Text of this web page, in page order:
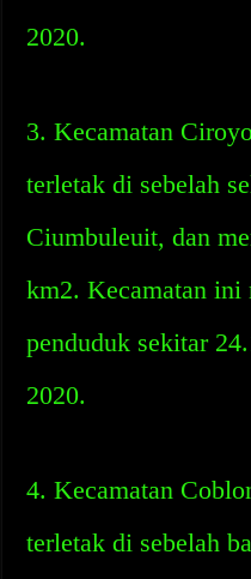
2020.
3. Kecamatan
terletak di sebelah
Ciumbuleuit, dan
km2. Kecamatan
penduduk sekitar
2020.
4. Kecamatan
terletak di sebelah